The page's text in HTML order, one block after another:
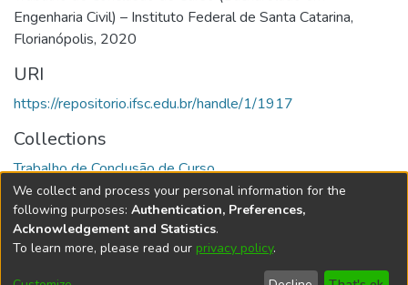
Engenharia Civil) – Instituto Federal de Santa Catarina,
Florianópolis, 2020
URI
https://repositorio.ifsc.edu.br/handle/1/1917
Collections
Trabalho de Conclusão de Curso
Full item page
DSpace softwarecopyright © 2002-2026
Cookie End User Send
We collect and process your personal information for the
following purposes: Authentication, Preferences,
Acknowledgement and Statistics.
To learn more, please read our privacy policy.